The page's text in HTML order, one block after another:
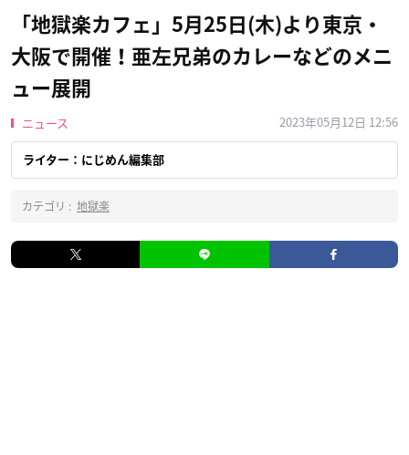
「地獄楽カフェ」5月25日(木)より東京・
大阪で開催！亜左兄弟のカレーなどのメニ
ュー展開
ニュース 2023年05月12日 12:56
ライター：にじめん編集部
カテゴリ : 地獄楽